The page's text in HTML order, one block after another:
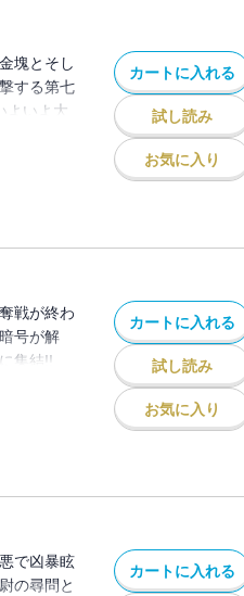
塊とそし
する第七
いよ大
カートに入れる
試し読み
お気に入り
戦が終わ
号が解
に集結!!
カートに入れる
試し読み
お気に入り
で凶暴眩
の尋問と
カートに入れる